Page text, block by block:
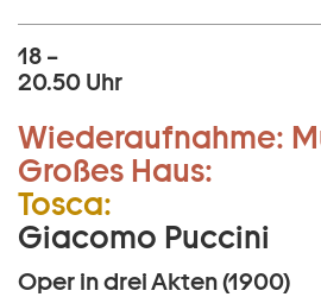
18 –
20.50 Uhr
Wiederaufnahme:
Großes Haus:
Tosca:
Giacomo Puccini
Oper in drei Akten (1900)